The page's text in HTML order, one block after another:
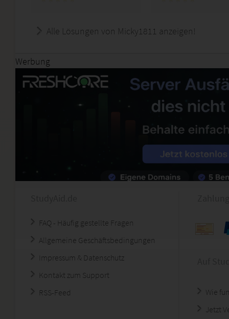
Alle Lösungen von Micky1811 anzeigen!
Werbung
FAQ - Häufig gestellte Fragen
Allgemeine Geschäftsbedingungen
Impressum & Datenschutz
Kontakt zum Support
RSS-Feed
Wie
Jetzt